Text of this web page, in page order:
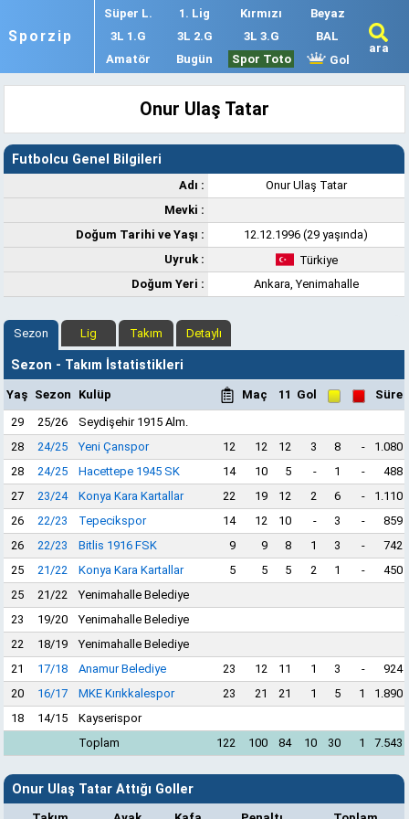
Sporzip
Süper L. 1. Lig Kırmızı
Beyaz
3L 1.G
3L 2.G 3L 3.G
BAL
Amatör
Bugün Spor Toto Gol
ara
Onur Ulaş Tatar
Futbolcu Genel Bilgileri
Adı :
Onur Ulaş Tatar
Mevki :
Doğum Tarihi ve Yaşı :
12.12.1996 (29 yaşında)
Uyruk :
Türkiye
Doğum Yeri :
Ankara, Yenimahalle
Sezon Lig Takım Detaylı
Sezon - Takım İstatistikleri
Yaş Sezon Kulüp Maç 11 Gol
Süre
29
25/26
Seydişehir 1915 Alm.
28
24/25 Yeni Çanspor 12 12 12 3 8 -
1.080
28
24/25 Hacettepe 1945 SK 14 10 5 - 1 -
488
27
23/24 Konya Kara Kartallar 22 19 12 2 6 -
1.110
26
22/23 Tepecikspor 14 12 10 - 3 -
859
26
22/23 Bitlis 1916 FSK 9 9 8 1 3 -
742
25
21/22 Konya Kara Kartallar 5 5 5 2 1 -
450
25
21/22
Yenimahalle Belediye
23
19/20
Yenimahalle Belediye
22
18/19
Yenimahalle Belediye
21
17/18 Anamur Belediye 23 12 11 1 3 -
924
20
16/17 MKE Kırıkkalespor 23 21 21 1 5 1
1.890
18
14/15
Kayserispor
Toplam
122 100 84 10 30 1 7.543
Onur Ulaş Tatar Attığı Goller